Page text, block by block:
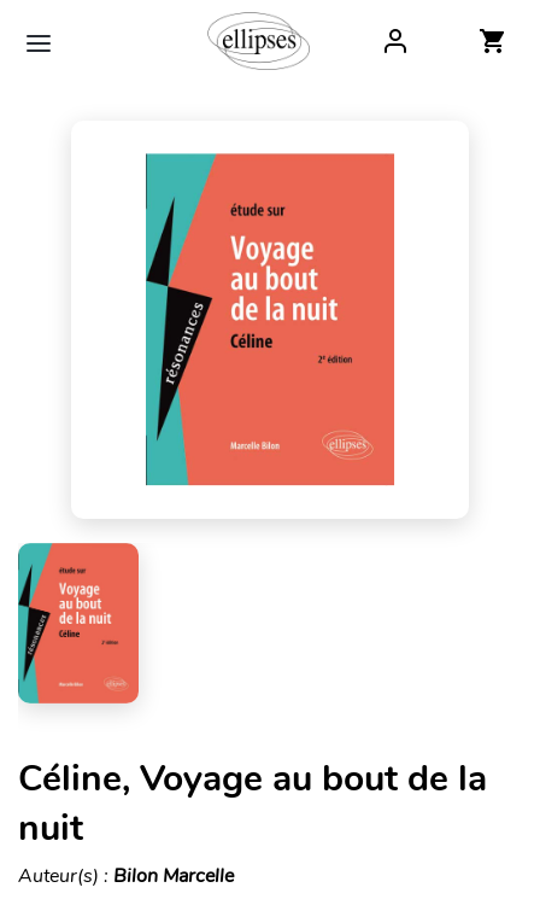
Céline, Voyage au bout de la
nuit
Auteur(s) : Bilon Marcelle